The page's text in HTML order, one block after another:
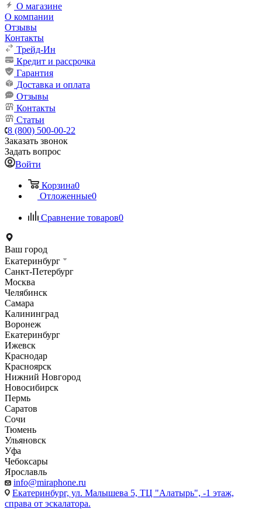
О магазине
О компании
Отзывы
Контакты
Трейд-Ин
Кредит и рассрочка
Гарантия
Доставка и оплата
Отзывы
Контакты
Статьи
8 (800) 500-00-22
Заказать звонок
Задать вопрос
Войти
Корзина0
Отложенные0
Сравнение товаров0
Ваш город
Екатеринбург
Санкт-Петербург
Москва
Челябинск
Самара
Калининград
Воронеж
Екатеринбург
Ижевск
Краснодар
Красноярск
Нижний Новгород
Новосибирск
Пермь
Саратов
Сочи
Тюмень
Ульяновск
Уфа
Чебоксары
Ярославль
info@miraphone.ru
Екатеринбург, ул. Малышева 5, ТЦ "Алатырь", -1 этаж,
справа от эскалатора.